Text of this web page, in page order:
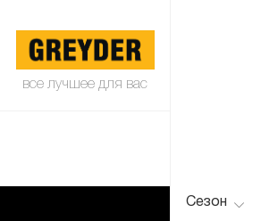
все лучшее для вас
Сезон